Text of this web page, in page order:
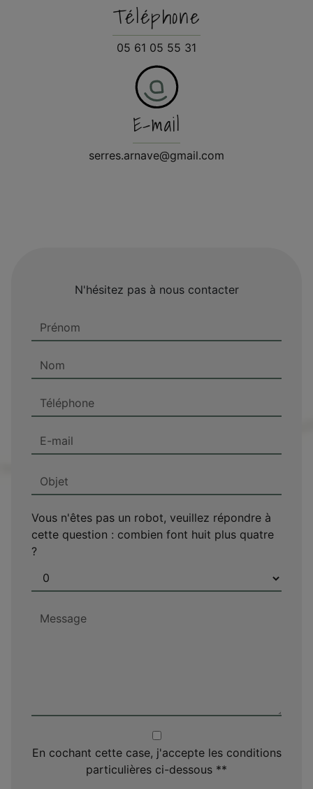
Téléphone
05 61 05 55 31
E-mail
serres.arnave@gmail.com
N'hésitez pas à nous contacter
Vous n'êtes pas un robot, veuillez répondre à
cette question : combien font huit plus quatre
?
En cochant cette case, j'accepte les conditions
particulières ci-dessous **